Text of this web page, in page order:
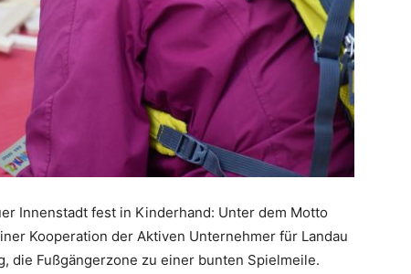
Innenstadt fest in Kinderhand: Unter dem Motto
Kooperation der Aktiven Unternehmer für Landau
die Fußgängerzone zu einer bunten Spielmeile.